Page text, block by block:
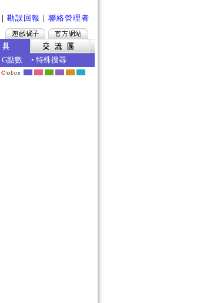
｜ 勘誤回報 ｜ 聯絡管理者
G點數 • 特殊搜尋